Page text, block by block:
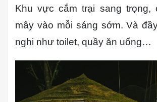
Khu vực cắm trại sang trọng,
mây vào mỗi sáng sớm. Và
nghi như toilet, quầy ăn uống…